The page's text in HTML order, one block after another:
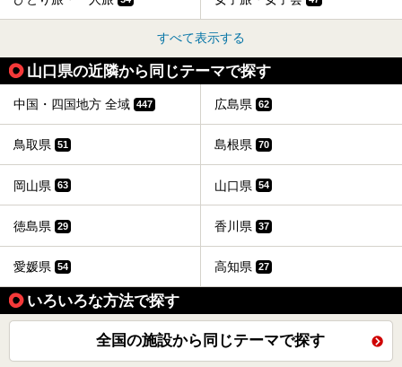
すべて表示する
山口県の近隣から同じテーマで探す
中国・四国地方 全域 447 広島県 62
鳥取県 51 島根県 70
岡山県 63 山口県 54
徳島県 29 香川県 37
愛媛県 54 高知県 27
いろいろな方法で探す
全国の施設から同じテーマで探す